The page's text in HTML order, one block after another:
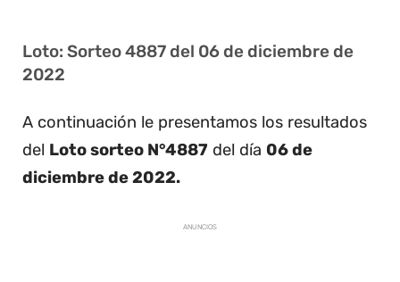
Loto: Sorteo 4887 del 06 de diciembre de
2022
A continuación le presentamos los resultados
del Loto sorteo N°4887 del día 06 de
diciembre de 2022.
ANUNCIOS